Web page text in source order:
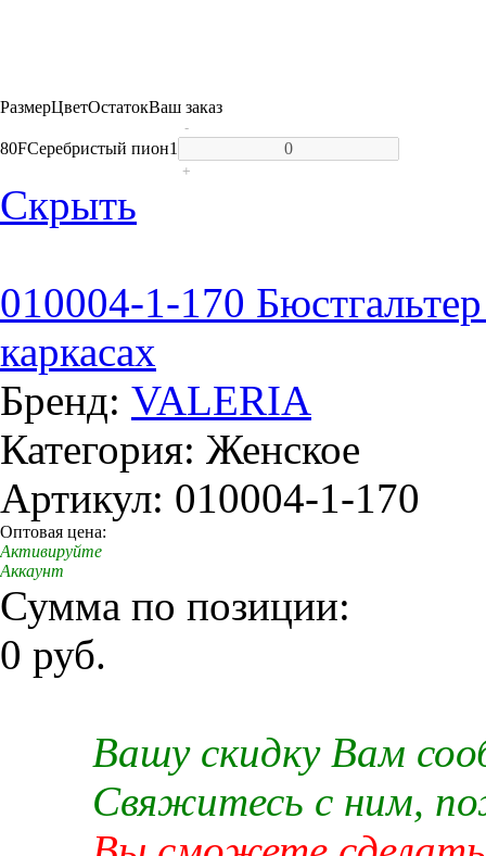
РазмерЦветОстатокВаш заказ
80FСеребристый пион1
-
+
Скрыть
010004-1-170
каркасах
Бренд: VALERIA
Категория: Женское
Артикул: 010004-1-170
Оптовая цена:
Активируйте
Аккаунт
Сумма по позиции:
0 руб.
Вашу скидку Вам
Свяжитесь с ним,